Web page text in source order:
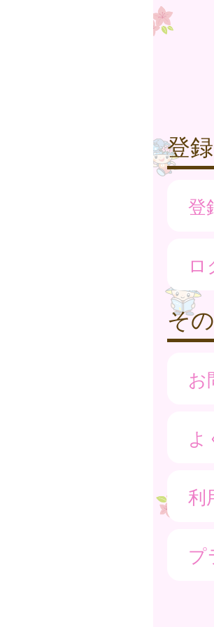
登
登
ロ
そ
お
よ
利
プ